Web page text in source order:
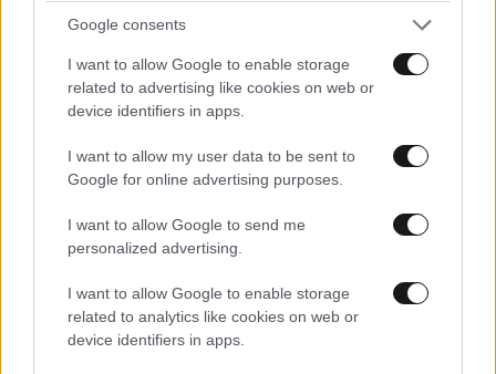
Google consents
I want to allow Google to enable storage
related to advertising like cookies on web or
device identifiers in apps.
I want to allow my user data to be sent to
Google for online advertising purposes.
I want to allow Google to send me
personalized advertising.
I want to allow Google to enable storage
related to analytics like cookies on web or
device identifiers in apps.
ΕΛΛΑΔΑ10·08·2026 00:07
Σαν σήμερα 10 Αυγούστου: Η Ελλάδα αγγίζει
για λίγο το όνειρο «των δύο ηπείρων και των
πέντε θαλασσών»